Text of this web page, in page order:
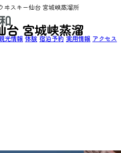
光情報 体験 宿泊予約 実用情報 アクセス
ヰスキー仙台 宮城峡蒸溜所
台 宮城峡蒸溜